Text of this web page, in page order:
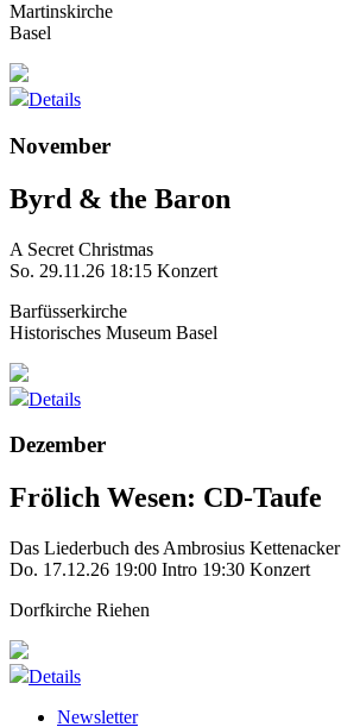
Martinskirche
Basel
Details
November
Byrd & the Baron
A Secret Christmas
So. 29.11.26 18:15 Konzert
Barfüsserkirche
Historisches Museum Basel
Details
Dezember
Frölich Wesen: CD-Taufe
Das Liederbuch des Ambrosius Kettenacker
Do. 17.12.26 19:00 Intro 19:30 Konzert
Dorfkirche Riehen
Details
Newsletter